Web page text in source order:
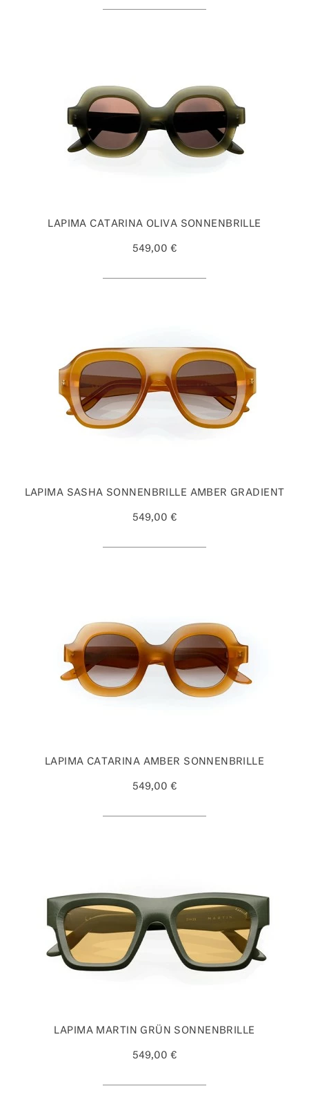
LAPIMA CATARINA OLIVA SONNENBRILLE
549,00 €
LAPIMA SASHA SONNENBRILLE AMBER GRADIENT
549,00 €
LAPIMA CATARINA AMBER SONNENBRILLE
549,00 €
LAPIMA MARTIN GRÜN SONNENBRILLE
549,00 €